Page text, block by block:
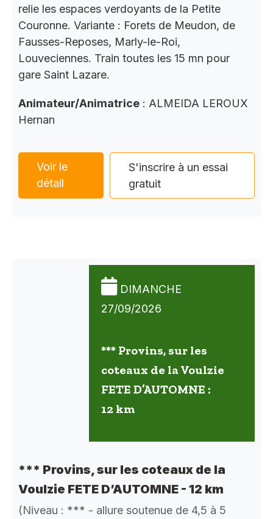
relie les espaces verdoyants de la Petite
Couronne. Variante : Forets de Meudon, de
Fausses-Reposes, Marly-le-Roi,
Louveciennes. Train toutes les 15 mn pour
gare Saint Lazare.
Animateur/Animatrice : ALMEIDA LEROUX
Hernan
Voir le
détail
S'inscrire à un essai
gratuit
DIMANCHE
27/09/2026
*** Provins, sur les
coteaux de la Voulzie
FETE D’AUTOMNE :
12 km
*** Provins, sur les coteaux de la
Voulzie FETE D’AUTOMNE - 12 km
(Niveau : *** - allure soutenue de 4,5 à 5